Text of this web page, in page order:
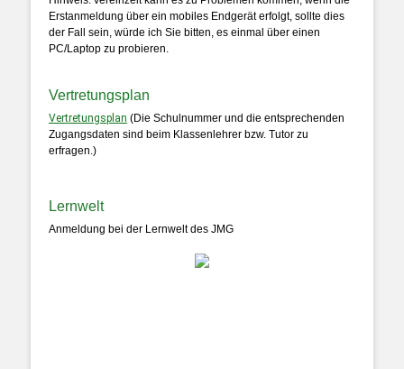
Erstanmeldung über ein mobiles Endgerät erfolgt, sollte dies
der Fall sein, würde ich Sie bitten, es einmal über einen
PC/Laptop zu probieren.
Vertretungsplan
Vertretungsplan (Die Schulnummer und die entsprechenden
Zugangsdaten sind beim Klassenlehrer bzw. Tutor zu
erfragen.)
Lernwelt
Anmeldung bei der Lernwelt des JMG